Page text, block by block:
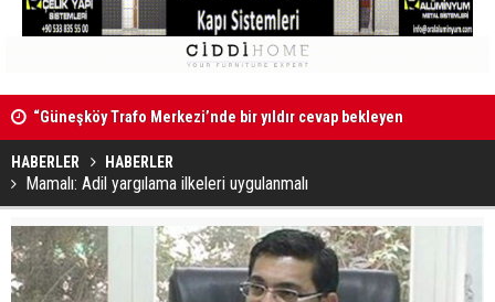
“Güneşköy Trafo Merkezi’nde bir yıldır cevap bekleyen
sorular var”
HABERLER HABERLER
Mamalı: Adil yargılama ilkeleri uygulanmalı